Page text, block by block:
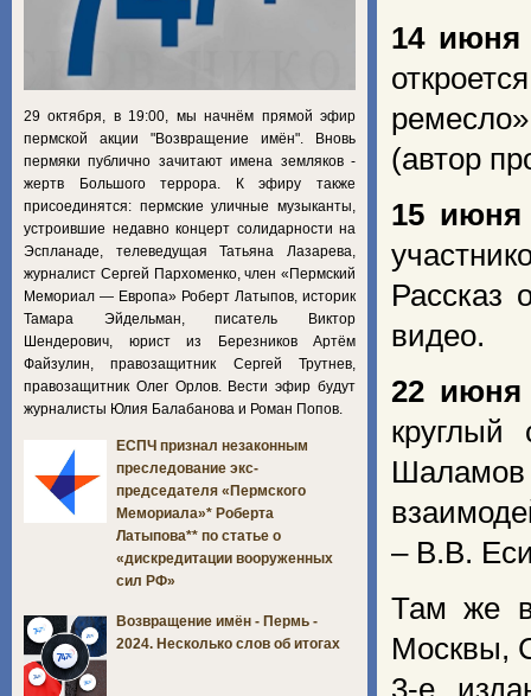
14 июня
(автор
15 июня
Рассказ
видео.
22 июня
круглый
– В.В.
Там же в
Москвы,
3-е
29 октября, в 19:00, мы начнём прямой эфир
пермской акции "Возвращение имён". Вновь
пермяки публично зачитают имена земляков -
жертв Большого террора. К эфиру также
присоединятся: пермские уличные музыканты,
устроившие недавно концерт солидарности на
Эспланаде, телеведущая Татьяна Лазарева,
журналист Сергей Пархоменко, член «Пермский
Мемориал — Европа» Роберт Латыпов, историк
Тамара Эйдельман, писатель Виктор
Шендерович, юрист из Березников Артём
Файзулин, правозащитник Сергей Трутнев,
правозащитник Олег Орлов. Вести эфир будут
журналисты Юлия Балабанова и Роман Попов.
ЕСПЧ признал незаконным
преследование экс-
председателя «Пермского
Мемориала»* Роберта
Латыпова** по статье о
«дискредитации вооруженных
сил РФ»
Возвращение имён - Пермь -
2024. Несколько слов об итогах